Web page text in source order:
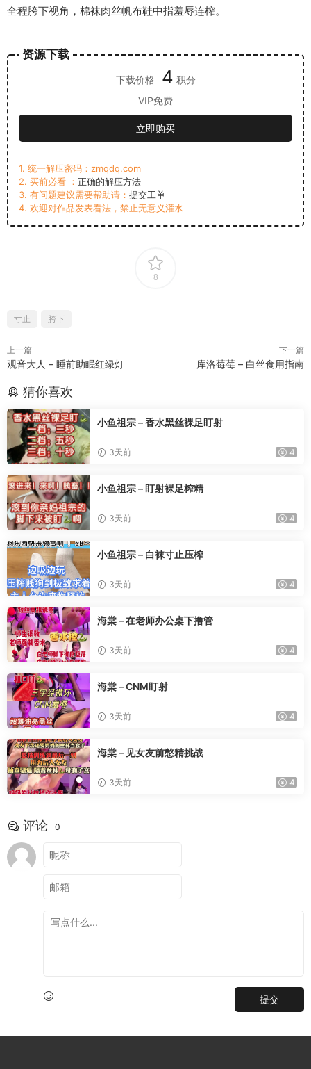
全程胯下视角，棉袜肉丝帆布鞋中指羞辱连榨。
资源下载
下载价格 4 积分
VIP免费
立即购买
1. 统一解压密码：zmqdq.com
2. 买前必看 ： 正确的解压方法
3. 有问题建议需要帮助请： 提交工单
4. 欢迎对作品发表看法，禁止无意义灌水
8
寸止 胯下
上一篇
观音大人 – 睡前助眠红绿灯
下一篇
库洛莓莓 – 白丝食用指南
猜你喜欢
小鱼祖宗 – 香水黑丝裸足盯射
3天前 4
小鱼祖宗 – 盯射裸足榨精
3天前 4
小鱼祖宗 – 白袜寸止压榨
3天前 4
海棠 – 在老师办公桌下撸管
3天前 4
海棠 – CNM盯射
3天前 4
海棠 – 见女友前憋精挑战
3天前 4
评论 0
提交